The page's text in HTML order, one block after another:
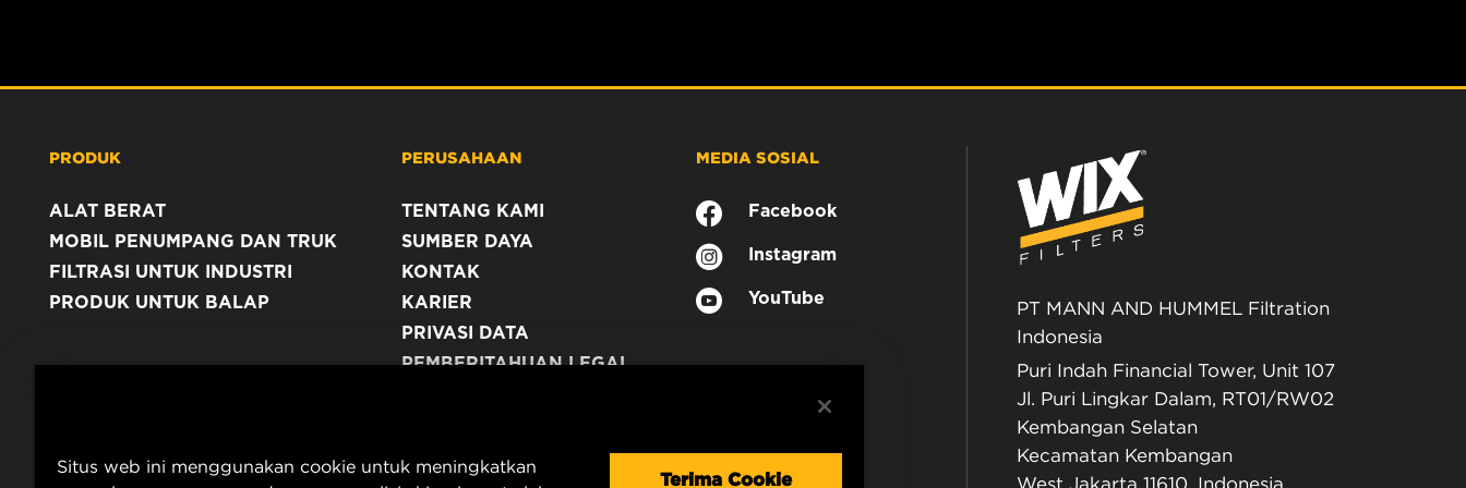
PRODUK
ALAT BERAT
MOBIL PENUMPANG DAN TRUK
FILTRASI UNTUK INDUSTRI
PRODUK UNTUK BALAP
PERUSAHAAN
TENTANG KAMI
SUMBER DAYA
KONTAK
KARIER
PRIVASI DATA
PEMBERITAHUAN LEGAL
MEDIA SOSIAL
Facebook
Instagram
YouTube
PT MANN AND HUMMEL Filtration
Indonesia
Puri Indah Financial Tower, Unit 107
Jl. Puri Lingkar Dalam, RT01/RW02
Kembangan Selatan
Kecamatan Kembangan
Situs web ini menggunakan cookie untuk meningkatkan
Terima Cookie